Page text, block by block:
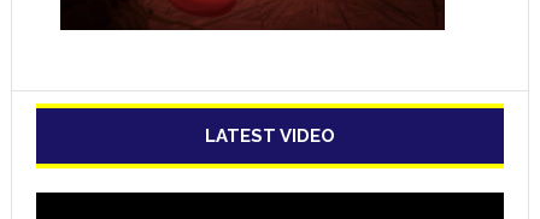
LATEST VIDEO